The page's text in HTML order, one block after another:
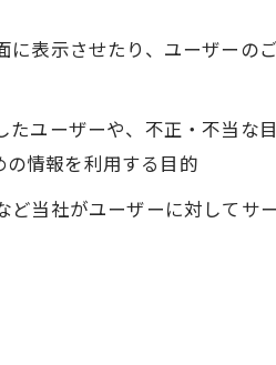
表示させたり、ユーザーの
ユーザーや、不正・不当な
情報を利用する目的
当社がユーザーに対してサ